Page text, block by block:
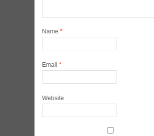
Name *
Email *
Website